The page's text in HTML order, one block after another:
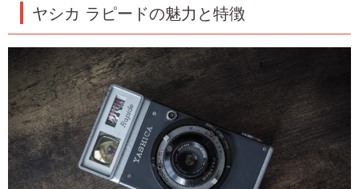
ヤシカ ラピードの魅力と特徴